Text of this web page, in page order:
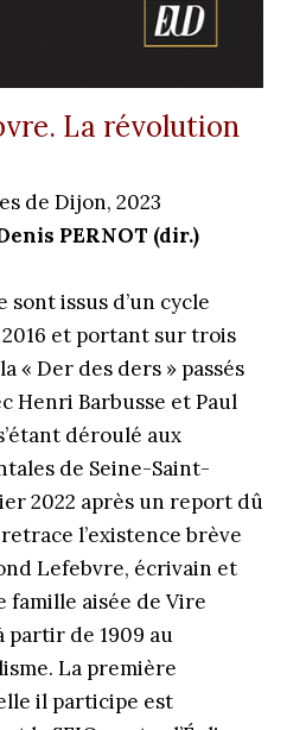
La révolution
de Dijon, 2023
PERNOT (dir.)
sont issus d’un cycle
et portant sur trois
« Der des ders » passés
Henri Barbusse et Paul
déroulé aux
de Seine-Saint-
2022 après un report dû
l’existence brève
Lefebvre, écrivain et
famille aisée de Vire
partir de 1909 au
La première
il participe est